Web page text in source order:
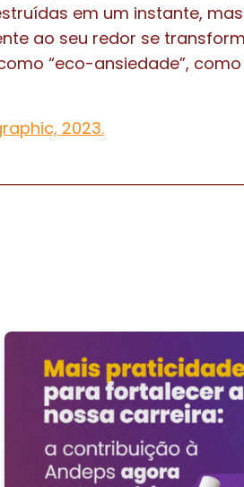
em um instante,
ao seu redor se
“eco-ansiedade”,
2023.